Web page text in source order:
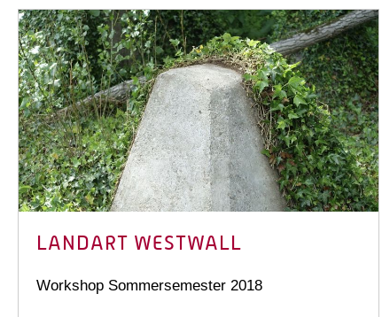
LANDART WESTWALL
Workshop Sommersemester 2018